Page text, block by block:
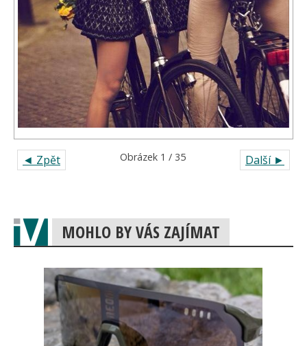
◄ Zpět Další ►
Obrázek 1 / 35
MOHLO BY VÁS ZAJÍMAT